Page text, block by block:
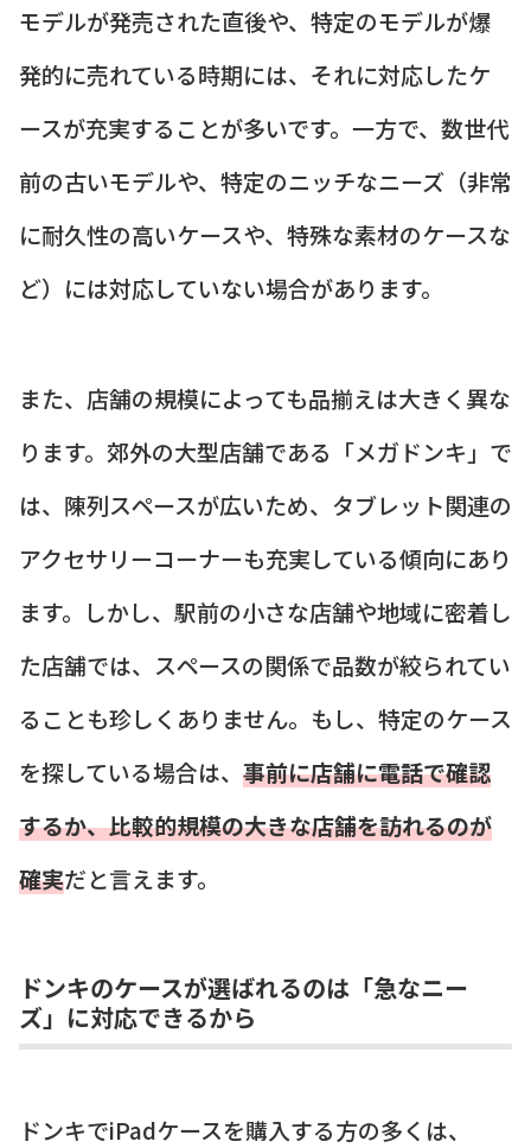
モデルが発売された直後や、特定のモデルが爆
発的に売れている時期には、それに対応したケ
ースが充実することが多いです。一方で、数世代
前の古いモデルや、特定のニッチなニーズ（非常
に耐久性の高いケースや、特殊な素材のケースな
ど）には対応していない場合があります。
また、店舗の規模によっても品揃えは大きく異な
ります。郊外の大型店舗である「メガドンキ」で
は、陳列スペースが広いため、タブレット関連の
アクセサリーコーナーも充実している傾向にあり
ます。しかし、駅前の小さな店舗や地域に密着し
た店舗では、スペースの関係で品数が絞られてい
ることも珍しくありません。もし、特定のケース
を探している場合は、 事前に店舗に電話で確認
するか、比較的規模の大きな店舗を訪れるのが
確実だと言えます。
ドンキのケースが選ばれるのは「急なニー
ズ」に対応できるから
ドンキでiPadケースを購入する方の多くは、